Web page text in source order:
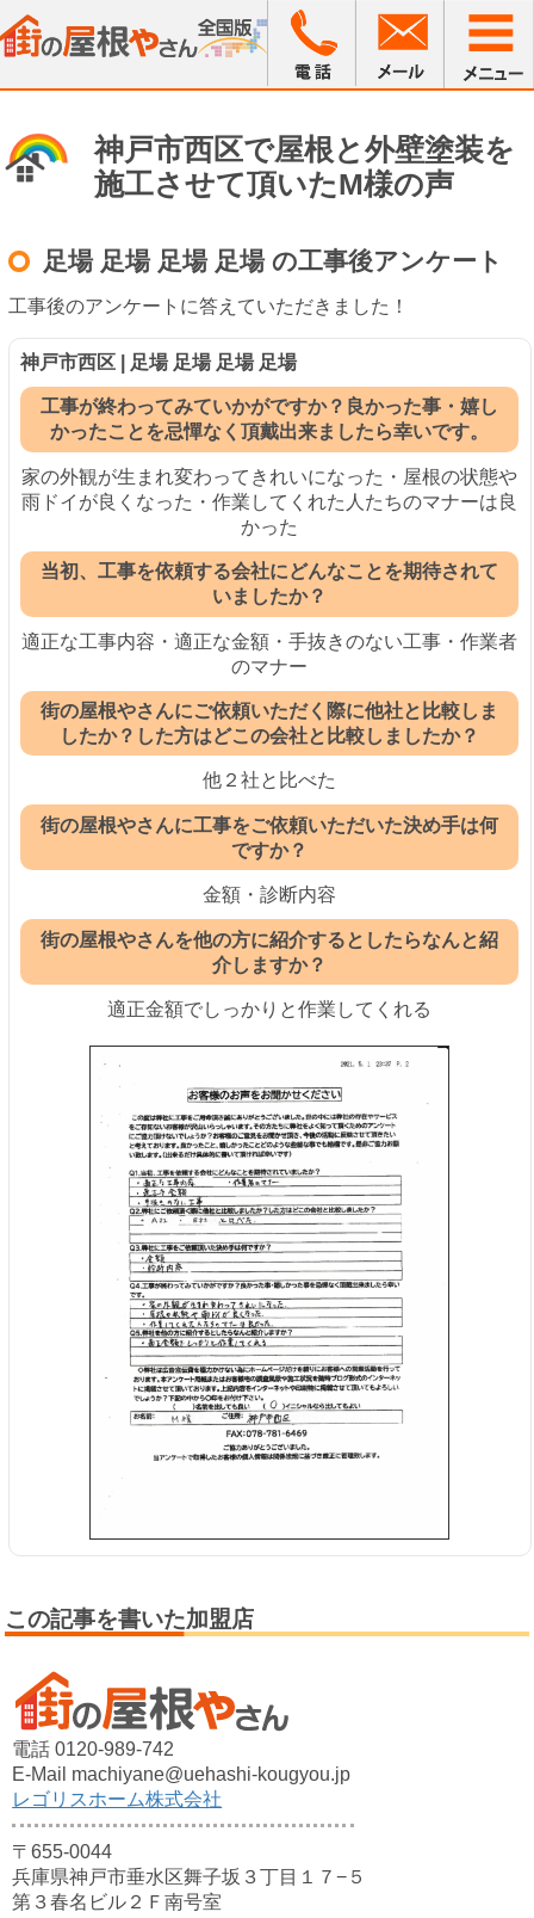
神戸市西区で屋根と外壁塗装を
施工させて頂いたM様の声
足場 足場 足場 足場 の工事後アンケート
工事後のアンケートに答えていただきました！
神戸市西区 | 足場 足場 足場 足場
工事が終わってみていかがですか？良かった事・嬉し
かったことを忌憚なく頂戴出来ましたら幸いです。
家の外観が生まれ変わってきれいになった・屋根の状態や
雨ドイが良くなった・作業してくれた人たちのマナーは良
かった
当初、工事を依頼する会社にどんなことを期待されて
いましたか？
適正な工事内容・適正な金額・手抜きのない工事・作業者
のマナー
街の屋根やさんにご依頼いただく際に他社と比較しま
したか？した方はどこの会社と比較しましたか？
他２社と比べた
街の屋根やさんに工事をご依頼いただいた決め手は何
ですか？
金額・診断内容
街の屋根やさんを他の方に紹介するとしたらなんと紹
介しますか？
適正金額でしっかりと作業してくれる
この記事を書いた加盟店
電話 0120-989-742
E-Mail machiyane@uehashi-kougyou.jp
レゴリスホーム株式会社
〒655-0044
兵庫県神戸市垂水区舞子坂３丁目１７−５
第３春名ビル２Ｆ南号室